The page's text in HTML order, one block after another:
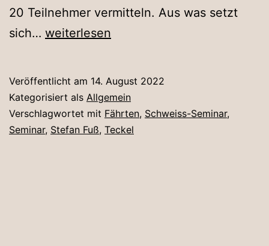
20 Teilnehmer vermitteln. Aus was setzt
sich… Schweiß-
Stefan
Fuß
in
weiterlesen
Veröffentlicht am 14. August 2022
Kategorisiert als Allgemein
Verschlagwortet mit Fährten, Schweiss-Seminar,
Seminar, Stefan Fuß, Teckel